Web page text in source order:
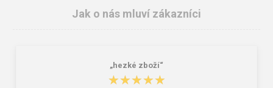
Jak o nás mluví zákazníci
„hezké zboží“
★★★★★
★★★★★